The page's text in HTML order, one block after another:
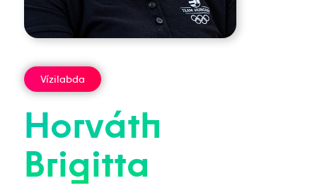
Vízilabda
Horváth
Brigitta